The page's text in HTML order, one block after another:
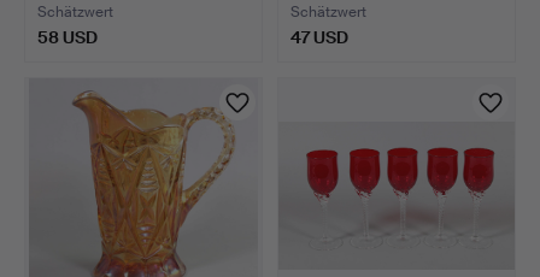
Schätzwert
58 USD
Schätzwert
47 USD